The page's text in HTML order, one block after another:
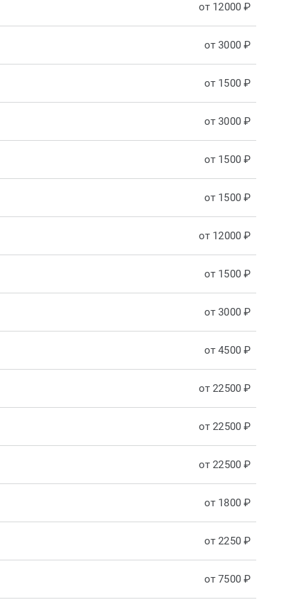
от 12000 ₽
от 3000 ₽
от 1500 ₽
от 3000 ₽
от 1500 ₽
от 1500 ₽
от 12000 ₽
от 1500 ₽
от 3000 ₽
от 4500 ₽
от 22500 ₽
от 22500 ₽
от 22500 ₽
от 1800 ₽
от 2250 ₽
от 7500 ₽